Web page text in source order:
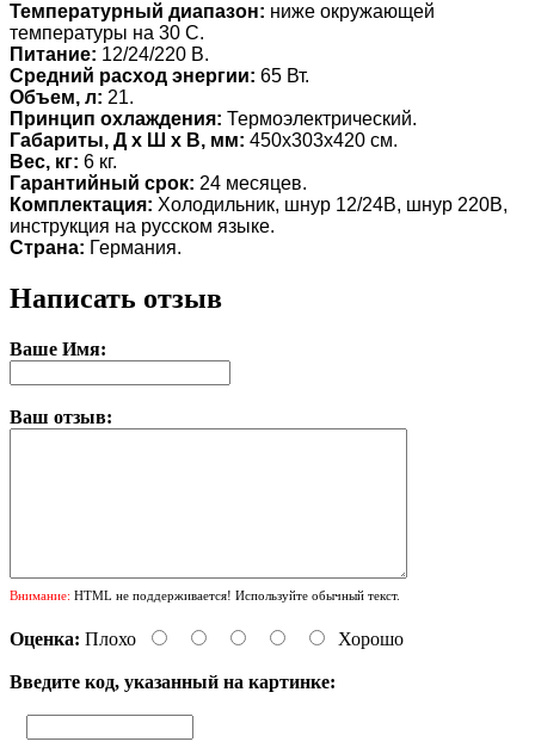
Температурный диапазон: ниже окружающей
температуры на 30 C.
Питание: 12/24/220 В.
Средний расход энергии: 65 Вт.
Объем, л: 21.
Принцип охлаждения: Термоэлектрический.
Габариты, Д х Ш х В, мм: 450х303х420 см.
Вес, кг: 6 кг.
Гарантийный срок: 24 месяцев.
Комплектация: Холодильник, шнур 12/24В, шнур 220В,
инструкция на русском языке.
Страна: Германия.
Написать отзыв
Ваше Имя:
Ваш отзыв:
Внимание: HTML не поддерживается! Используйте обычный текст.
Оценка: Плохо Хорошо
Введите код, указанный на картинке: